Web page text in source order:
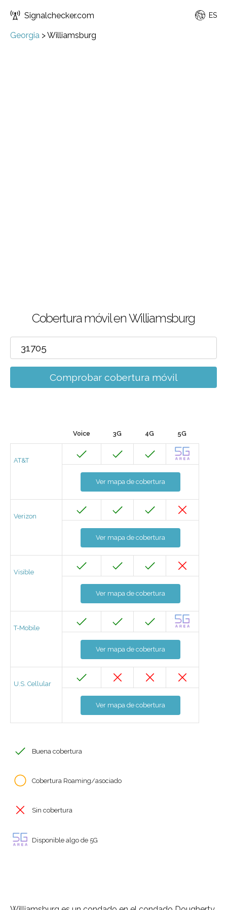
Signalchecker.com ES
Georgia >Williamsburg
Cobertura móvil en Williamsburg
Comprobar cobertura móvil
Voice 3G 4G 5G
AT&T
Ver mapa de cobertura
Verizon
Ver mapa de cobertura
Visible
Ver mapa de cobertura
T-Mobile
Ver mapa de cobertura
U.S. Cellular
Ver mapa de cobertura
Buena cobertura
Cobertura Roaming/asociado
Sin cobertura
Disponible algo de 5G